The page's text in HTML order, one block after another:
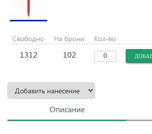
Свободно На брони Кол-во
1312 102
Описание